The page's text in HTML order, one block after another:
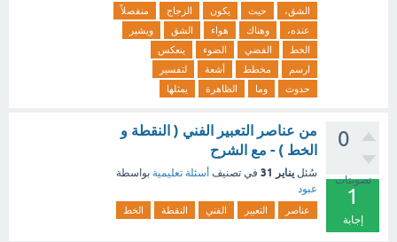
الشق،
حيث يكون الزجاج
منفصلاً
عنده،
وهناك هواء الشق
ويشير
الخط
الفضي الضوء
ينعكس
ارسم
مخطط أشعة
لتفسير
حدوث
وما الظاهرة يمثلها
0
تصويتات
1
إجابة
من عناصر التعبير الفني ( النقطة و
الخط ) - مع الشرح
سُئل يناير 31 في تصنيف أسئلة تعليمية بواسطة
عبود
عناصر التعبير الفني النقطة الخط